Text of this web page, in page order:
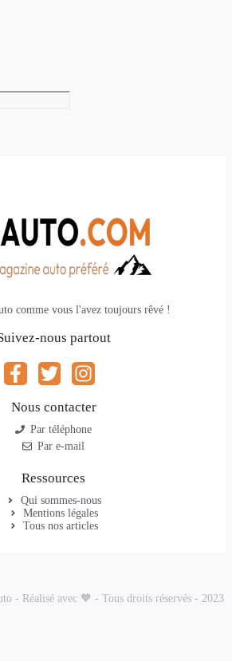
comme vous l'avez toujours rêvé !
nous partout
Nous contacter
Par téléphone
Par e-mail
Ressources
Qui sommes-nous
Mentions légales
Tous nos articles
- Réalisé avec 🧡 - Tous droits réservés - 2023